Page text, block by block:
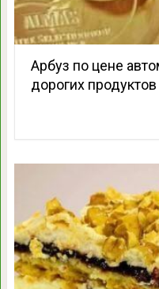
Арбуз по цене
дорогих